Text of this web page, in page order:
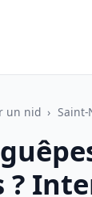
un nid › Saint-
?